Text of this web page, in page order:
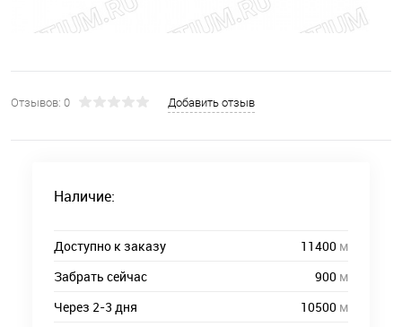
Отзывов: 0 Добавить отзыв
Наличие:
Доступно к заказу 11400 м
Забрать сейчас
900 м
Через 2-3 дня
10500 м